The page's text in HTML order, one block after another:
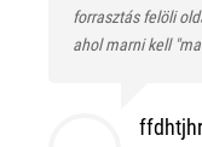
forrasztás felöli
ahol marni kell